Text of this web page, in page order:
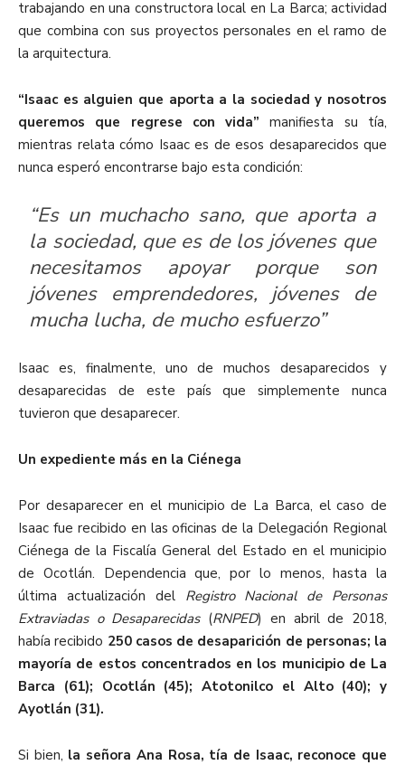
trabajando en una constructora local en La Barca; actividad
que combina con sus proyectos personales en el ramo de
la arquitectura.
“Isaac es alguien que aporta a la sociedad y nosotros
queremos que regrese con vida” manifiesta su tía,
mientras relata cómo Isaac es de esos desaparecidos que
nunca esperó encontrarse bajo esta condición:
“Es un muchacho sano, que aporta a
la sociedad, que es de los jóvenes que
necesitamos apoyar porque son
jóvenes emprendedores, jóvenes de
mucha lucha, de mucho esfuerzo”
Isaac es, finalmente, uno de muchos desaparecidos y
desaparecidas de este país que simplemente nunca
tuvieron que desaparecer.
Un expediente más en la Ciénega
Por desaparecer en el municipio de La Barca, el caso de
Isaac fue recibido en las oficinas de la Delegación Regional
Ciénega de la Fiscalía General del Estado en el municipio
de Ocotlán. Dependencia que, por lo menos, hasta la
última actualización del Registro Nacional de Personas
Extraviadas o Desaparecidas(RNPED) en abril de 2018,
había recibido 250 casos de desaparición de personas; la
mayoría de estos concentrados en los municipio de La
Barca (61); Ocotlán (45); Atotonilco el Alto (40); y
Ayotlán (31).
Si bien, la señora Ana Rosa, tía de Isaac, reconoce que